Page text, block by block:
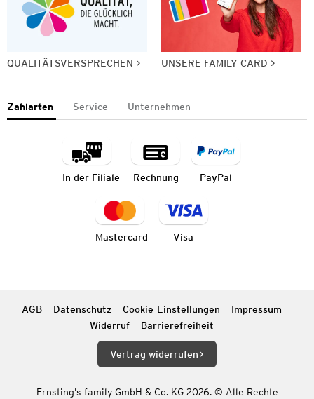
QUALITÄTSVERSPRECHEN UNSERE FAMILY CARD
Zahlarten Service Unternehmen
In der Filiale Rechnung PayPal
Mastercard Visa
AGB Datenschutz Cookie-Einstellungen
Impressum
Widerruf
Barrierefreiheit
Vertrag widerrufen
Ernsting’s family GmbH & Co. KG 2026. © Alle Rechte